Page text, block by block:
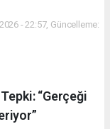
- 22:57, Güncelleme:
“Gerçeği